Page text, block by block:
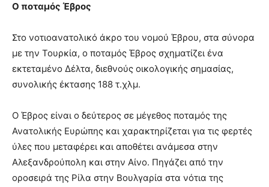
Ο ποταμός Έβρος
Στο νοτιοανατολικό άκρο του νομού Έβρου, στα σύνορα
με την Τουρκία, ο ποταμός Έβρος σχηματίζει ένα
εκτεταμένο Δέλτα, διεθνούς οικολογικής σημασίας,
συνολικής έκτασης 188 τ.χλμ.
Ο Έβρος είναι ο δεύτερος σε μέγεθος ποταμός της
Ανατολικής Ευρώπης και χαρακτηρίζεται για τις φερτές
ύλες που μεταφέρει και αποθέτει ανάμεσα στην
Αλεξανδρούπολη και στην Αίνο. Πηγάζει από την
οροσειρά της Ρίλα στην Βουλγαρία στα νότια της